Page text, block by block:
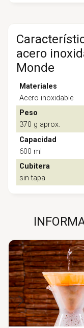
acero
Monde
Materiales
Acero inoxidable
Peso
370 g aprox.
Capacidad
600 ml
Cubitera
sin tapa